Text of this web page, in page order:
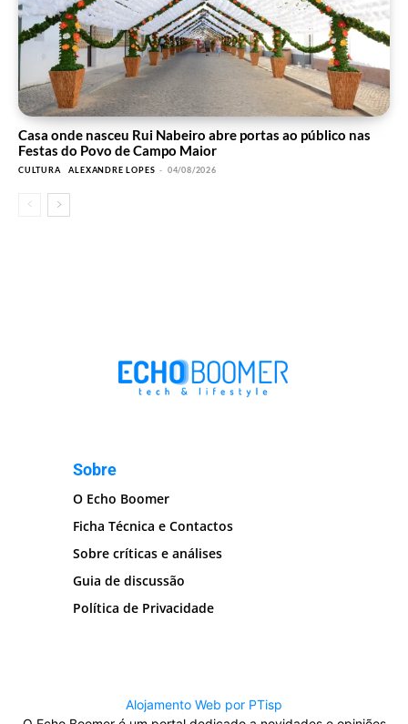
Casa onde nasceu Rui Nabeiro abre portas ao público nas
Festas do Povo de Campo Maior
CULTURA ALEXANDRE LOPES - 04/08/2026
Sobre
O Echo Boomer
Ficha Técnica e Contactos
Sobre críticas e análises
Guia de discussão
Política de Privacidade
Alojamento Web por PTisp